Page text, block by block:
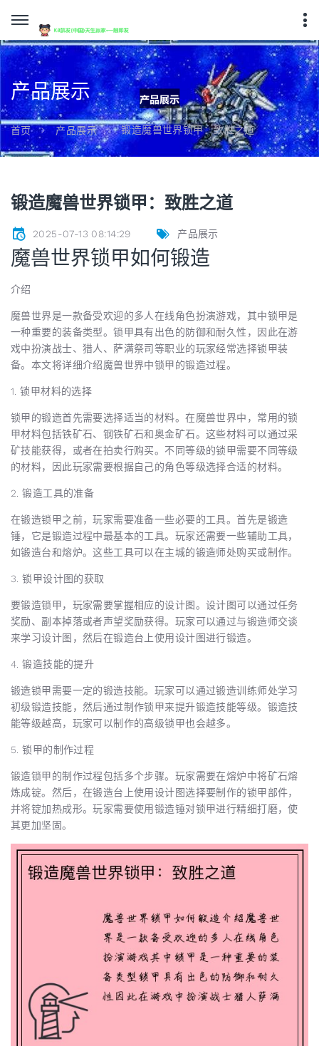
产品展示
首页 产品展示 锻造魔兽世界锁甲：致胜之道
锻造魔兽世界锁甲：致胜之道
2025-07-13 08:14:29 产品展示
魔兽世界锁甲如何锻造
介绍
魔兽世界是一款备受欢迎的多人在线角色扮演游戏，其中锁甲是
一种重要的装备类型。锁甲具有出色的防御和耐久性，因此在游
戏中扮演战士、猎人、萨满祭司等职业的玩家经常选择锁甲装
备。本文将详细介绍魔兽世界中锁甲的锻造过程。
1. 锁甲材料的选择
锁甲的锻造首先需要选择适当的材料。在魔兽世界中，常用的锁
甲材料包括铁矿石、钢铁矿石和奥金矿石。这些材料可以通过采
矿技能获得，或者在拍卖行购买。不同等级的锁甲需要不同等级
的材料，因此玩家需要根据自己的角色等级选择合适的材料。
2. 锻造工具的准备
在锻造锁甲之前，玩家需要准备一些必要的工具。首先是锻造
锤，它是锻造过程中最基本的工具。玩家还需要一些辅助工具，
如锻造台和熔炉。这些工具可以在主城的锻造师处购买或制作。
3. 锁甲设计图的获取
要锻造锁甲，玩家需要掌握相应的设计图。设计图可以通过任务
奖励、副本掉落或者声望奖励获得。玩家可以通过与锻造师交谈
来学习设计图，然后在锻造台上使用设计图进行锻造。
4. 锻造技能的提升
锻造锁甲需要一定的锻造技能。玩家可以通过锻造训练师处学习
初级锻造技能，然后通过制作锁甲来提升锻造技能等级。锻造技
能等级越高，玩家可以制作的高级锁甲也会越多。
5. 锁甲的制作过程
锻造锁甲的制作过程包括多个步骤。玩家需要在熔炉中将矿石熔
炼成锭。然后，在锻造台上使用设计图选择要制作的锁甲部件，
并将锭加热成形。玩家需要使用锻造锤对锁甲进行精细打磨，使
其更加坚固。